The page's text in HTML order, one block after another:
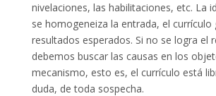
nivelaciones, las habilitaciones, etc. La
se homogeneiza la entrada, el currículo
resultados esperados. Si no se logra el
debemos buscar las causas en los
mecanismo, esto es, el currículo está
duda, de toda sospecha.